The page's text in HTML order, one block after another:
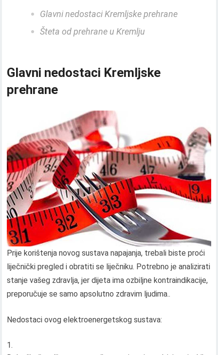
Glavni nedostaci Kremljske prehrane
Šteta od prehrane u Kremlju
Glavni nedostaci Kremljske
prehrane
Prije korištenja novog sustava napajanja, trebali biste proći
liječnički pregled i obratiti se liječniku. Potrebno je analizirati
stanje vašeg zdravlja, jer dijeta ima ozbiljne kontraindikacije,
preporučuje se samo apsolutno zdravim ljudima..
Nedostaci ovog elektroenergetskog sustava: